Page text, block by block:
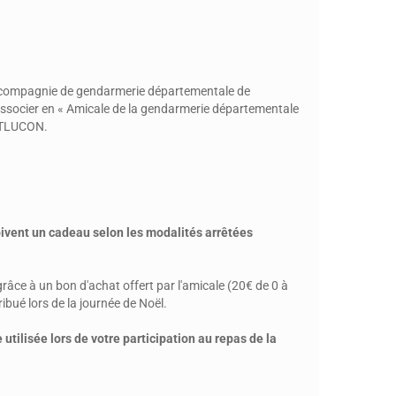
de gendarmerie départementale de
en « Amicale de la gendarmerie départementale
un cadeau selon les modalités arrêtées
à un bon d'achat offert par l'amicale (20€ de 0 à
lors de la journée de Noël.
lors de votre participation au repas de la